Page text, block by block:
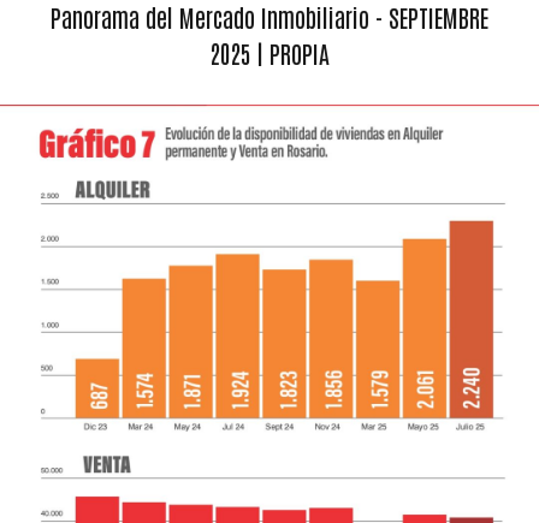
Panorama del Mercado Inmobiliario - SEPTIEMBRE
2025 | PROPIA